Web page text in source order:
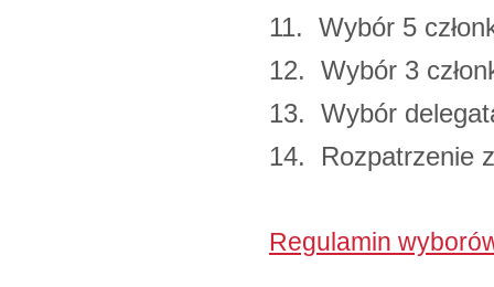
11. Wybór 5
12. Wybór 3
13. Wybór
14. Rozpatrzenie
Regulamin